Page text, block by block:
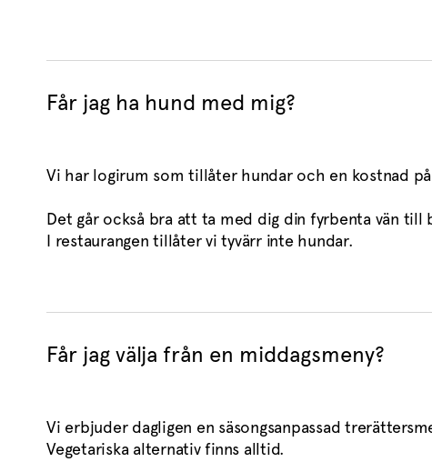
Får jag ha hund med mig?
Vi har logirum som tillåter hundar och en kostnad
Det går också bra att ta med dig din fyrbenta vän
I restaurangen tillåter vi tyvärr inte hundar.
Får jag välja från en middagsmeny?
Vi erbjuder dagligen en säsongsanpassad
Vegetariska alternativ finns alltid.